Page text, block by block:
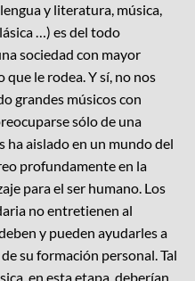
y literatura, música,
…) es del todo
sociedad con mayor
le rodea. Y sí, no nos
grandes músicos con
sólo de una
aislado en un mundo del
profundamente en la
para el ser humano. Los
no entretienen al
y pueden ayudarles a
su formación personal. Tal
en esta etapa, deberían